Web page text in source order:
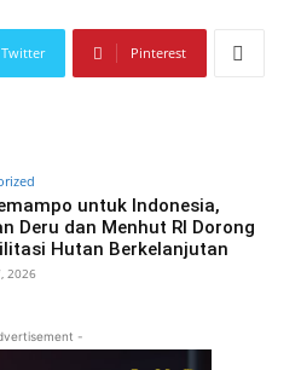
Twitter Pinterest
untuk Indonesia,
Deru dan Menhut RI Dorong
Hutan Berkelanjutan
2026
-